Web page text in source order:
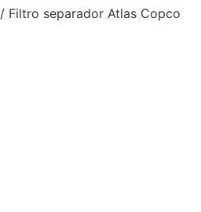
/ Filtro separador Atlas Copco